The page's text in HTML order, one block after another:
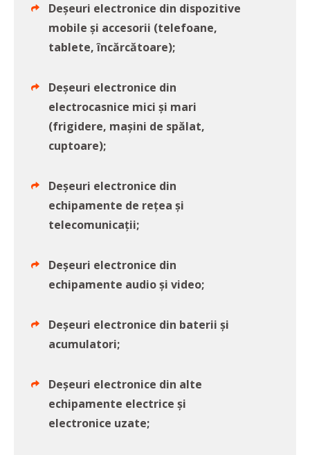
Deșeuri electronice din dispozitive
mobile și accesorii (telefoane,
tablete, încărcătoare);
Deșeuri electronice din
electrocasnice mici și mari
(frigidere, mașini de spălat,
cuptoare);
Deșeuri electronice din
echipamente de rețea și
telecomunicații;
Deșeuri electronice din
echipamente audio și video;
Deșeuri electronice din baterii și
acumulatori;
Deșeuri electronice din alte
echipamente electrice și
electronice uzate;